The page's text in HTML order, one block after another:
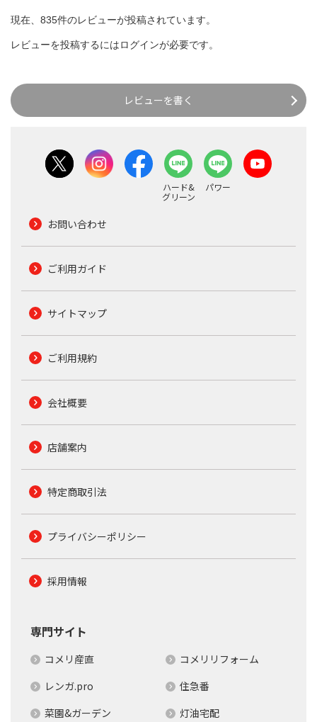
現在、835件のレビューが投稿されています。
レビューを投稿するにはログインが必要です。
レビューを書く
ハード&
グリーン
パワー
お問い合わせ
ご利用ガイド
サイトマップ
ご利用規約
会社概要
店舗案内
特定商取引法
プライバシーポリシー
採用情報
専門サイト
コメリ産直
コメリリフォーム
レンガ.pro
住急番
菜園&ガーデン
灯油宅配